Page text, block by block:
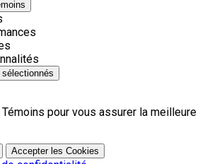
pour vous assurer la meilleure
Accepter les Cookies